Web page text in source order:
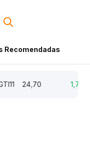
Recomendadas
24,70 1,77%